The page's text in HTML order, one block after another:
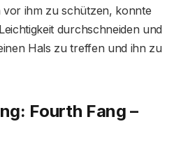
ihm zu schützen, konnte
durchschneiden und
Hals zu treffen und ihn zu
Fourth Fang –